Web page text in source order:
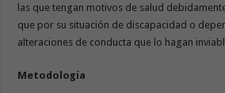
las que tengan motivos de salud
que por su situación de discapacidad o
alteraciones de conducta que lo hagan
Metodología